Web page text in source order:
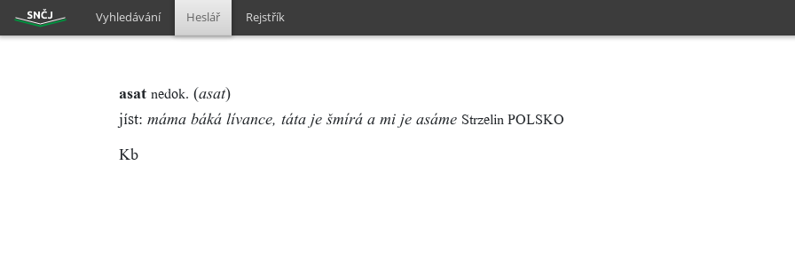
Vyhledávání Heslář Rejstřík
asat nedok. (asat)
jíst: máma báká lívance, táta je šmírá a mi je asáme Strzelin POLSKO
Kb